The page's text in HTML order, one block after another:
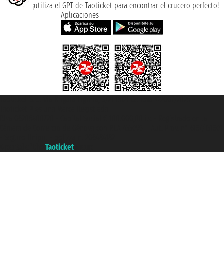
¡utiliza el GPT de Taoticket para encontrar el crucero perfecto!
Aplicaciones
Taoticket